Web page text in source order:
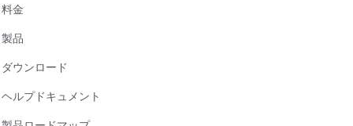
料金
製品
ダウンロード
ヘルプドキュメント